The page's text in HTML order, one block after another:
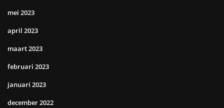
mei 2023
april 2023
maart 2023
februari 2023
januari 2023
december 2022